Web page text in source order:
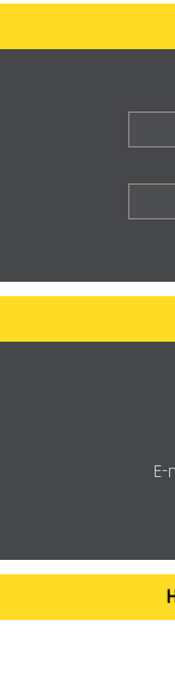
E-